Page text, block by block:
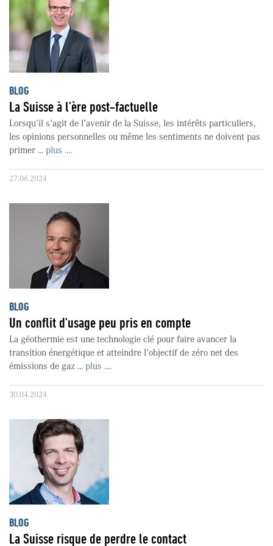
BLOG
La Suisse à l’ère post-factuelle
Lorsqu’il s’agit de l’avenir de la Suisse, les intérêts particuliers,
les opinions personnelles ou même les sentiments ne doivent pas
primer ... plus ....
27.06.2024
BLOG
Un conflit d'usage peu pris en compte
La géothermie est une technologie clé pour faire avancer la
transition énergétique et atteindre l’objectif de zéro net des
émissions de gaz ... plus ....
30.04.2024
BLOG
La Suisse risque de perdre le contact